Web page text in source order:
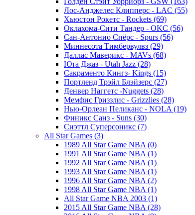
Лос-Анджелес Клипперс - LAC (55)
Хьюстон Рокетс - Rockets (69)
Оклахома-Сити Тандер - OKC (56)
Сан-Антонио Спёрс - Spurs (56)
Миннесота Тимбервулвз (29)
Даллас Маверикс - MAVs (68)
Юта Джаз - Utah Jazz (28)
Сакраменто Кингз- Kings (15)
Портленд Трэйл Блэйзерс (27)
Денвер Наггетс -Nuggets (28)
Мемфис Гриззлис - Grizzlies (28)
Нью-Орлеан Пеликанс - NOLA (19)
Финикс Санз - Suns (30)
Сиэттл Суперсоникс (7)
All Star Games (3)
1989 All Star Game NBA (0)
1991 All Star Game NBA (1)
1992 All Star Game NBA (1)
1993 All Star Game NBA (1)
1996 All Star Game NBA (2)
1998 All Star Game NBA (1)
All Star Game NBA 2003 (1)
2015 All Star Game NBA (28)